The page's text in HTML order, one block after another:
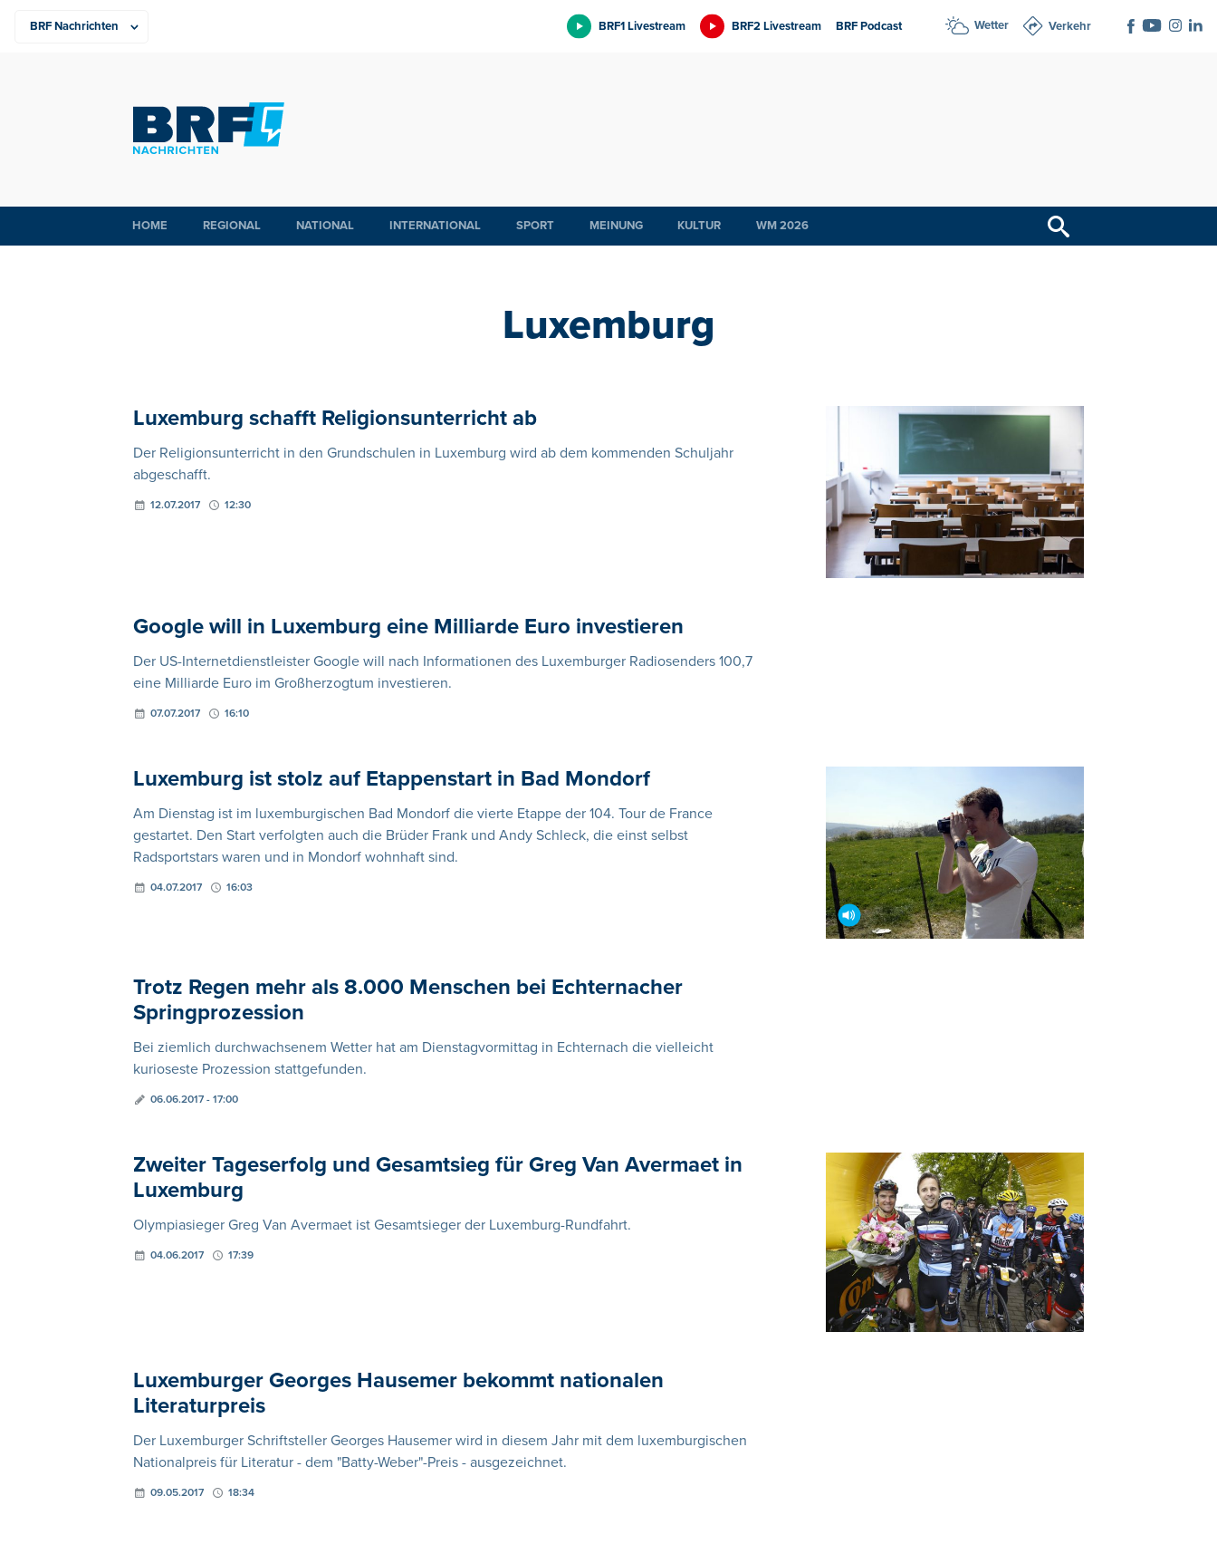
BRF1 Livestream BRF2 Livestream BRF Podcast Wetter Verkehr
HOME REGIONAL NATIONAL INTERNATIONAL SPORT MEINUNG KULTUR WM 2026
Luxemburg
Luxemburg schafft Religionsunterricht ab
Der Religionsunterricht in den Grundschulen in Luxemburg wird ab dem kommenden Schuljahr
abgeschafft.
12.07.2017 12:30
Google will in Luxemburg eine Milliarde Euro investieren
Der US-Internetdienstleister Google will nach Informationen des Luxemburger Radiosenders 100,7
eine Milliarde Euro im Großherzogtum investieren.
07.07.2017 16:10
Luxemburg ist stolz auf Etappenstart in Bad Mondorf
Am Dienstag ist im luxemburgischen Bad Mondorf die vierte Etappe der 104. Tour de France
gestartet. Den Start verfolgten auch die Brüder Frank und Andy Schleck, die einst selbst
Radsportstars waren und in Mondorf wohnhaft sind.
04.07.2017 16:03
Trotz Regen mehr als 8.000 Menschen bei Echternacher
Springprozession
Bei ziemlich durchwachsenem Wetter hat am Dienstagvormittag in Echternach die vielleicht
kurioseste Prozession stattgefunden.
06.06.2017 - 17:00
Zweiter Tageserfolg und Gesamtsieg für Greg Van Avermaet in
Luxemburg
Olympiasieger Greg Van Avermaet ist Gesamtsieger der Luxemburg-Rundfahrt.
04.06.2017 17:39
Luxemburger Georges Hausemer bekommt nationalen
Literaturpreis
Der Luxemburger Schriftsteller Georges Hausemer wird in diesem Jahr mit dem luxemburgischen
Nationalpreis für Literatur - dem "Batty-Weber"-Preis - ausgezeichnet.
09.05.2017 18:34